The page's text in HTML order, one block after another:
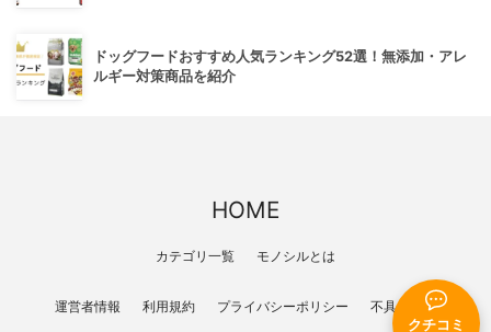
クチコミ
ドッグフードおすすめ人気ランキング52選！無添加・アレ
ルギー対策商品を紹介
HOME
カテゴリ一覧 モノシルとは
運営者情報 利用規約 プライバシーポリシー 不具合報告